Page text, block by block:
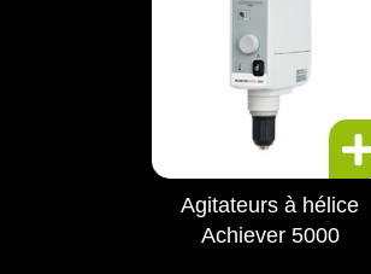
Agitateurs à hélice
Achiever 5000